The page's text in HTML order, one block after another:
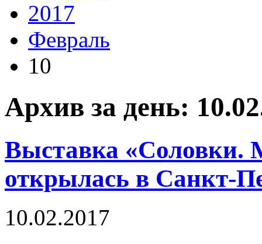
2017
Февраль
10
Архив за день:
Выставка «Соловки.
открылась в Санкт-
10.02.2017